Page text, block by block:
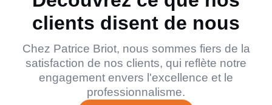
clients disent de nous
Chez Patrice Briot, nous sommes fiers de la
satisfaction de nos clients, qui reflète notre
engagement envers l'excellence et le
professionnalisme.